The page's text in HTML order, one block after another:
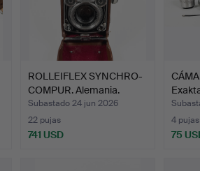
ROLLEIFLEX SYNCHRO-
COMPUR. Alemania.
Subastado 24 jun 2026
22 pujas
741 USD
4 pujas
75